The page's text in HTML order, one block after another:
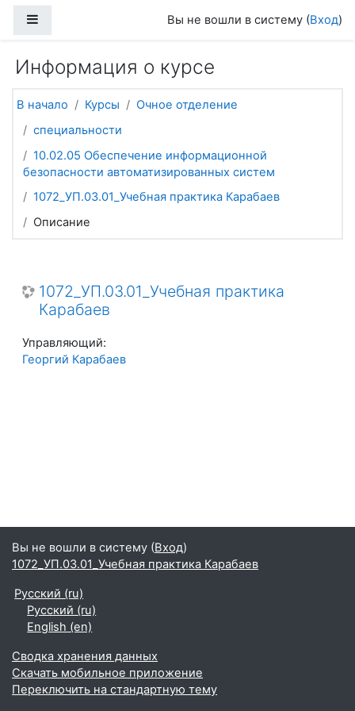
Вы не вошли в систему (Вход)
Информация о курсе
В начало Курсы
Очное отделение
специальности
10.02.05 Обеспечение информационной
безопасности автоматизированных систем
1072_УП.03.01_Учебная практика Карабаев
Описание
1072_УП.03.01_Учебная практика
Карабаев
Управляющий:
Георгий Карабаев
Вы не вошли в систему (Вход)
1072_УП.03.01_Учебная практика Карабаев
Русский ‎(ru)‎
Русский ‎(ru)‎
English ‎(en)‎
Сводка хранения данных
Скачать мобильное приложение
Переключить на стандартную тему